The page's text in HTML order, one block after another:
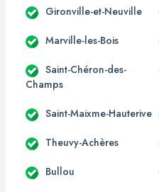
Gironville-et-Neuville
Marville-les-Bois
Saint-Chéron-des-
Champs
Saint-Maixme-Hauterive
Theuvy-Achères
Bullou